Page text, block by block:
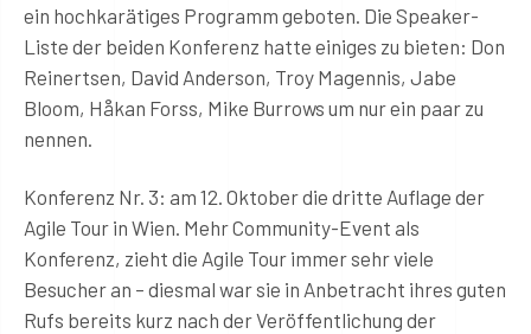
ein hochkarätiges Programm geboten. Die Speaker-
Liste der beiden Konferenz hatte einiges zu bieten: Don
Reinertsen, David Anderson, Troy Magennis, Jabe
Bloom, Håkan Forss, Mike Burrows um nur ein paar zu
nennen.
Konferenz Nr. 3: am 12. Oktober die dritte Auflage der
Agile Tour in Wien. Mehr Community-Event als
Konferenz, zieht die Agile Tour immer sehr viele
Besucher an – diesmal war sie in Anbetracht ihres guten
Rufs bereits kurz nach der Veröffentlichung der